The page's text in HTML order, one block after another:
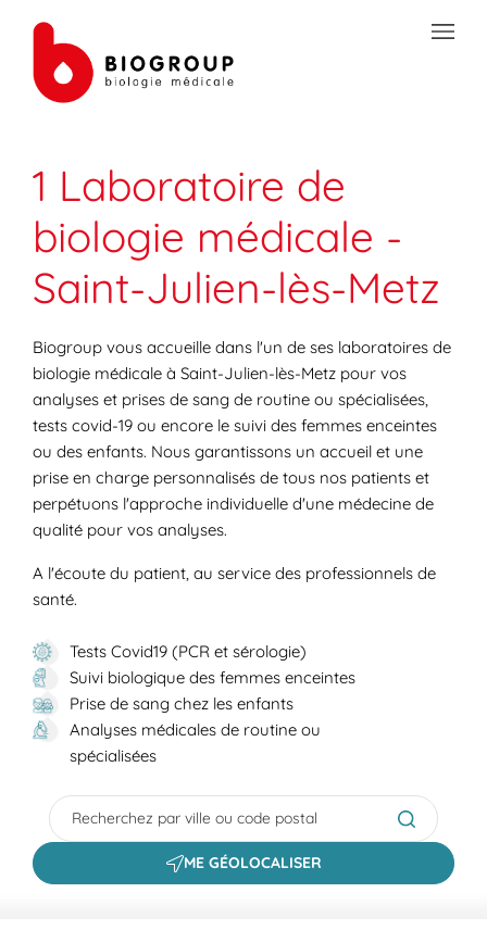
PRÉPAREZ VOS ANALYSES
LES SPÉCIALITÉS DE LA BIOLOGIE
VOTRE ESPACE PATIENT
1 Laboratoire de
biologie médicale -
Saint-Julien-lès-Metz
Biogroup vous accueille dans l'un de ses laboratoires de
biologie médicale à Saint-Julien-lès-Metz pour vos
analyses et prises de sang de routine ou spécialisées,
tests covid-19 ou encore le suivi des femmes enceintes
ou des enfants. Nous garantissons un accueil et une
prise en charge personnalisés de tous nos patients et
perpétuons l'approche individuelle d'une médecine de
qualité pour vos analyses.
A l'écoute du patient, au service des professionnels de
santé.
Tests Covid19 (PCR et sérologie)
Suivi biologique des femmes enceintes
Prise de sang chez les enfants
Analyses médicales de routine ou
spécialisées
City, State/Province, Zip or City & Country
Submit a
ME GÉOLOCALISER